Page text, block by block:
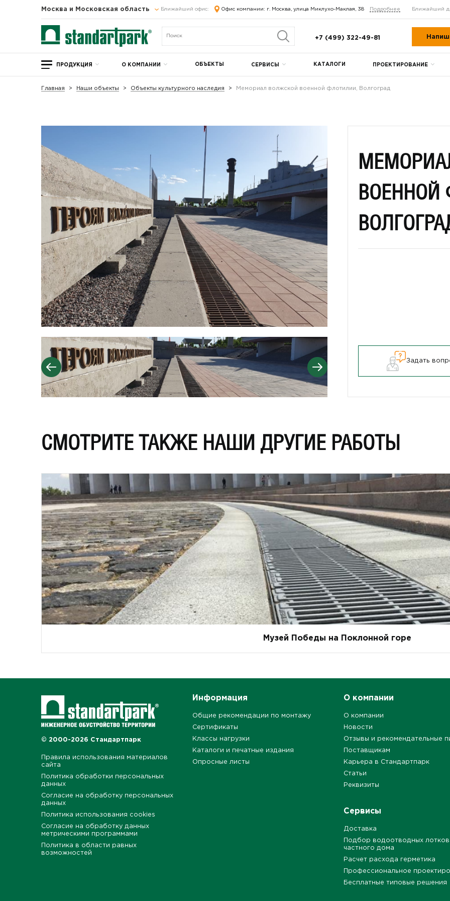
Москва и Московская область Ближайший офис: Офис компании: г. Москва, улица Миклухо-Маклая, 38 Подробнее Ближайший
+7 (499) 322-49-81
ПРОДУКЦИЯ О КОМПАНИИ ОБЪЕКТЫ СЕРВИСЫ КАТАЛОГИ ПРОЕКТИРОВАНИЕ
Главная Наши объекты Объекты культурного наследия Мемориал волжской военной флотилии, Волгоград
ВОЕННОЙ
Задать
СМОТРИТЕ ТАКЖЕ НАШИ ДРУГИЕ РАБОТЫ
Музей Победы на Поклонной горе
© 2000-2026 Стандартпарк
Правила использования материалов
сайта
Политика обработки персональных
данных
Согласие на обработку персональных
данных
Политика использования cookies
Согласие на обработку данных
метрическими программами
Политика в области равных
возможностей
Информация
Общие рекомендации по монтажу
Сертификаты
Классы нагрузки
Каталоги и печатные издания
Опросные листы
О компании
О компании
Новости
Отзывы и рекомендательные
Поставщикам
Карьера в Стандартпарк
Статьи
Реквизиты
Сервисы
Доставка
Подбор водоотводных
частного дома
Расчет расхода герметика
Профессиональное
Бесплатные типовые решения